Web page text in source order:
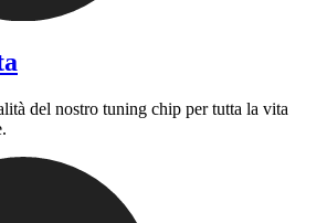
del nostro tuning chip per tutta la vita